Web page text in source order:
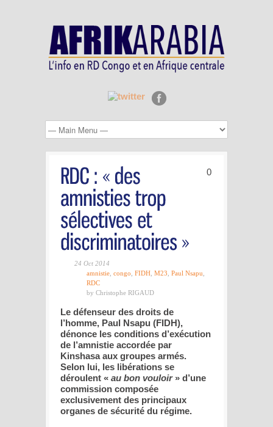
0
24 Oct 2014
amnistie congo FIDH M23 Paul Nsapu
RDC
by Christophe RIGAUD
Le défenseur des droits de
l’homme, Paul Nsapu (FIDH),
dénonce les conditions d’exécution
de l’amnistie accordée par
Kinshasa aux groupes armés.
Selon lui, les libérations se
déroulent « au bon vouloir» d’une
commission composée
exclusivement des principaux
organes de sécurité du régime.